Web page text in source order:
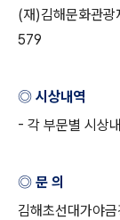
(재)김해문화관
579
◎ 시상내역
- 각 부문별 시상
◎ 문 의
김해초선대가야금